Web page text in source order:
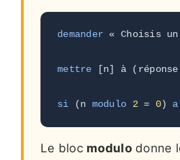
demander « Choisis un
mettre [n] à
si (n modulo 2 = 0)
Le bloc modulodonne